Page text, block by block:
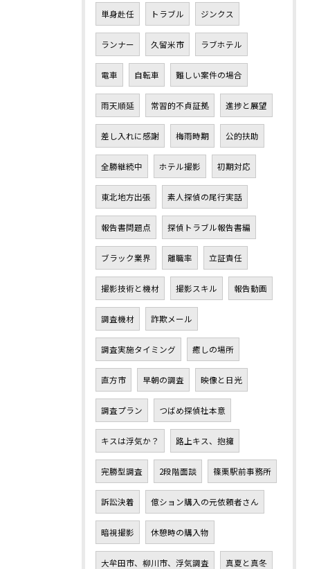
単身赴任 トラブル ジンクス
ランナー 久留米市 ラブホテル
電車 自転車 難しい案件の場合
雨天順延 常習的不貞証拠 進捗と展望
差し入れに感謝 梅雨時期 公的扶助
全勝継続中 ホテル撮影 初期対応
東北地方出張 素人探偵の尾行実話
報告書問題点 探偵トラブル報告書編
ブラック業界 離職率 立証責任
撮影技術と機材 撮影スキル 報告動画
調査機材 詐欺メール
調査実施タイミング 癒しの場所
直方市 早朝の調査 映像と日光
調査プラン つばめ探偵社本意
キスは浮気か？ 路上キス、抱擁
完勝型調査 2段階面談 篠栗駅前事務所
訴訟決着 億ション購入の元依頼者さん
暗視撮影 休憩時の購入物
大牟田市、柳川市、浮気調査 真夏と真冬